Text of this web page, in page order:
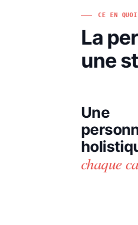
CE EN QUOI
La
une
Une
chaque